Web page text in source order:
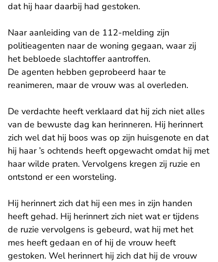
dat hij haar daarbij had gestoken.
Naar aanleiding van de 112-melding zijn
politieagenten naar de woning gegaan, waar zij
het bebloede slachtoffer aantroffen.
De agenten hebben geprobeerd haar te
reanimeren, maar de vrouw was al overleden.
De verdachte heeft verklaard dat hij zich niet alles
van de bewuste dag kan herinneren. Hij herinnert
zich wel dat hij boos was op zijn huisgenote en dat
hij haar ’s ochtends heeft opgewacht omdat hij met
haar wilde praten. Vervolgens kregen zij ruzie en
ontstond er een worsteling.
Hij herinnert zich dat hij een mes in zijn handen
heeft gehad. Hij herinnert zich niet wat er tijdens
de ruzie vervolgens is gebeurd, wat hij met het
mes heeft gedaan en of hij de vrouw heeft
gestoken. Wel herinnert hij zich dat hij de vrouw